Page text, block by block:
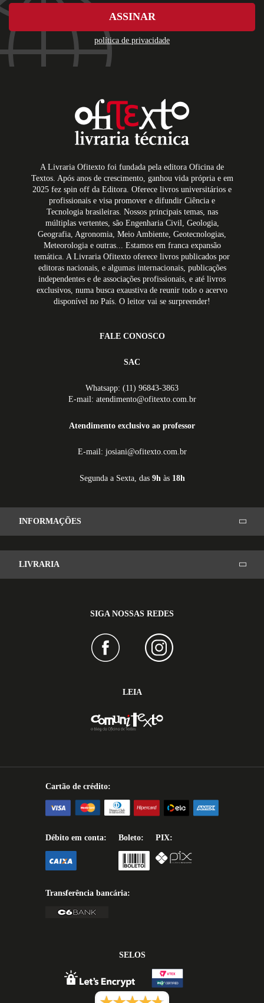
política de privacidade
ASSINAR
A Livraria Ofitexto foi fundada pela editora Oficina de
Textos. Após anos de crescimento, ganhou vida própria e em
2025 fez spin off da Editora. Oferece livros universitários e
profissionais e visa promover e difundir Ciência e
Tecnologia brasileiras. Nossos principais temas, nas
múltiplas vertentes, são Engenharia Civil, Geologia,
Geografia, Agronomia, Meio Ambiente, Geotecnologias,
Meteorologia e outras... Estamos em franca expansão
temática. A Livraria Ofitexto oferece livros publicados por
editoras nacionais, e algumas internacionais, publicações
independentes e de associações profissionais, e até livros
exclusivos, numa busca exaustiva de reunir todo o acervo
disponível no País. O leitor vai se surpreender!
FALE CONOSCO
SAC
Whatsapp: (11) 96843-3863
E-mail: atendimento@ofitexto.com.br
Atendimento exclusivo ao professor
E-mail: josiani@ofitexto.com.br
Segunda a Sexta, das 9h às 18h
INFORMAÇÕES
LIVRARIA
SIGA NOSSAS REDES
LEIA
Cartão de crédito:
Débito em conta: Boleto: PIX:
Transferência bancária:
SELOS